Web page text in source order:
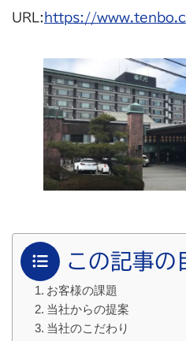
URL: https://
この記事の
お客様の課題
当社からの提案
当社のこだわり